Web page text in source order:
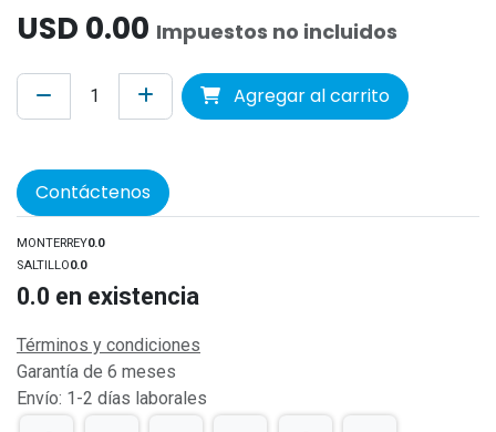
USD 0.00 Impuestos no incluidos
Agregar al carrito
Contáctenos
MONTERREY0.0
SALTILLO0.0
0.0 en existencia
Términos y condiciones
Garantía de 6 meses
Envío: 1-2 días laborales